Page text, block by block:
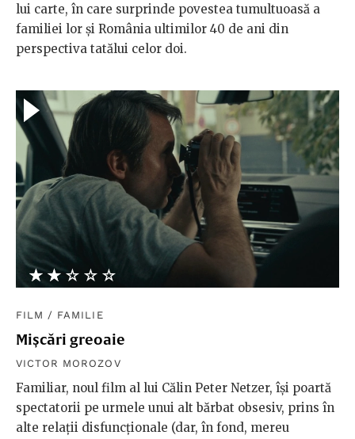
lui carte, în care surprinde povestea tumultuoasă a
familiei lor și România ultimilor 40 de ani din
perspectiva tatălui celor doi.
★★★★★
☆☆☆☆☆
FILM / FAMILIE
Mișcări greoaie
VICTOR MOROZOV
Familiar, noul film al lui Călin Peter Netzer, își poartă
spectatorii pe urmele unui alt bărbat obsesiv, prins în
alte relații disfuncționale (dar, în fond, mereu